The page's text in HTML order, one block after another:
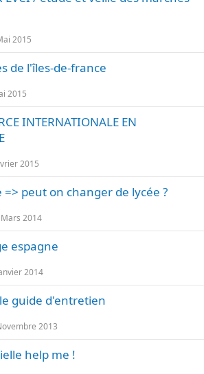
2015
de l'îles-de-france
2015
INTERNATIONALE EN
2015
peut on changer de lycée ?
2014
espagne
2014
guide d'entretien
2013
help me !